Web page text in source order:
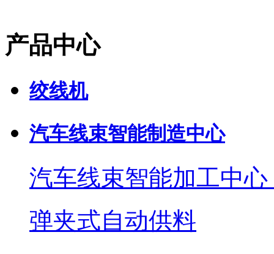
产品中心
绞线机
汽车线束智能制造中心
汽车线束智能加工中
弹夹式自动供料